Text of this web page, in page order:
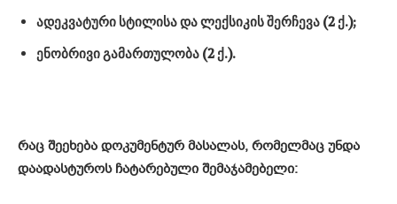
ადეკვატური სტილისადალექსიკისშერჩევა (2ქ.);
ენობრივიგამართულობა (2ქ.).
რაც შეეხება დოკუმენტურ მასალას, რომელმაც უნდა
დაადასტუროს ჩატარებული შემაჯამებელი: